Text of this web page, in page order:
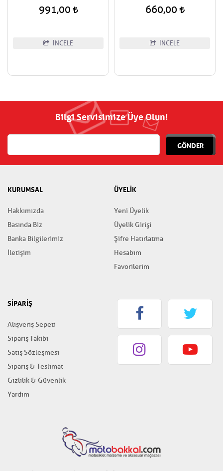
991,00
İNCELE
660,00
İNCELE
Bilgi Servisimize Üye Olun!
GÖNDER
KURUMSAL
Hakkımızda
Basında Biz
Banka Bilgilerimiz
İletişim
ÜYELİK
Yeni Üyelik
Üyelik Girişi
Şifre Hatırlatma
Hesabım
Favorilerim
SİPARİŞ
Alışveriş Sepeti
Sipariş Takibi
Satış Sözleşmesi
Sipariş & Teslimat
Gizlilik & Güvenlik
Yardım